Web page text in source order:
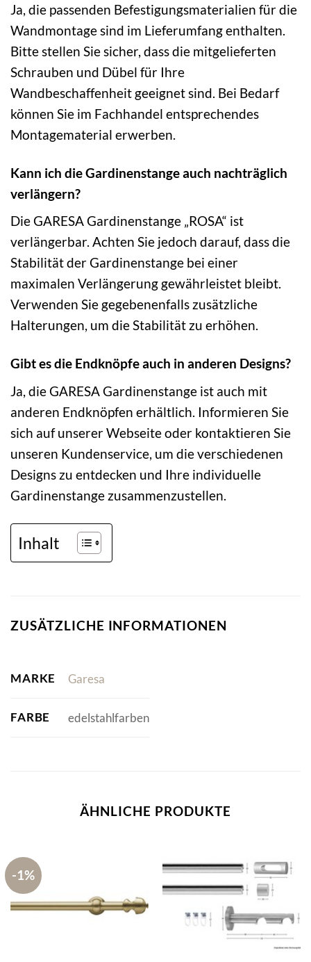
Ja, die passenden Befestigungsmaterialien für die
Wandmontage sind im Lieferumfang enthalten.
Bitte stellen Sie sicher, dass die mitgelieferten
Schrauben und Dübel für Ihre
Wandbeschaffenheit geeignet sind. Bei Bedarf
können Sie im Fachhandel entsprechendes
Montagematerial erwerben.
Kann ich die Gardinenstange auch nachträglich
verlängern?
Die GARESA Gardinenstange „ROSA“ ist
verlängerbar. Achten Sie jedoch darauf, dass die
Stabilität der Gardinenstange bei einer
maximalen Verlängerung gewährleistet bleibt.
Verwenden Sie gegebenenfalls zusätzliche
Halterungen, um die Stabilität zu erhöhen.
Gibt es die Endknöpfe auch in anderen Designs?
Ja, die GARESA Gardinenstange ist auch mit
anderen Endknöpfen erhältlich. Informieren Sie
sich auf unserer Webseite oder kontaktieren Sie
unseren Kundenservice, um die verschiedenen
Designs zu entdecken und Ihre individuelle
Gardinenstange zusammenzustellen.
Inhalt
ZUSÄTZLICHE INFORMATIONEN
MARKE Garesa
FARBE edelstahlfarben
ÄHNLICHE PRODUKTE
-1%